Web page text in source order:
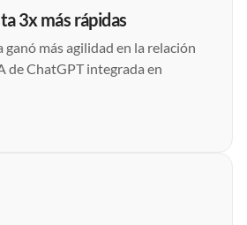
3x más rápidas
ganó más agilidad en la relación
de ChatGPT integrada en